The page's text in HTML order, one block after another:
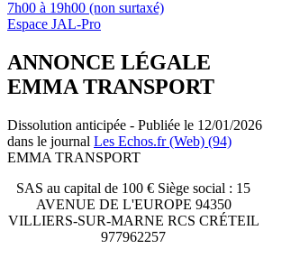
7h00 à 19h00 (non surtaxé)
Espace JAL-Pro
ANNONCE LÉGALE
EMMA TRANSPORT
Dissolution anticipée - Publiée le 12/01/2026
dans le journal Les Echos.fr (Web) (94)
EMMA TRANSPORT
SAS au capital de 100 € Siège social : 15
AVENUE DE L'EUROPE 94350
VILLIERS-SUR-MARNE RCS CRÉTEIL
977962257